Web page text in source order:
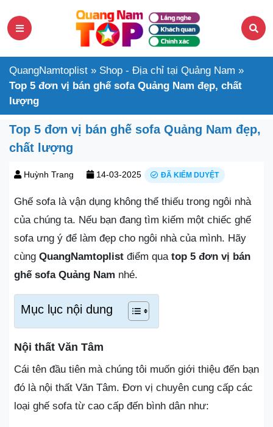
QuangNamtoplist » Shop - Địa chỉ tại Quảng Nam »
Top 5 đơn vị bán ghế sofa Quảng Nam đẹp, chất
lượng
Top 5 đơn vị bán ghế sofa Quảng Nam đẹp,
chất lượng
Huỳnh Trang 14-03-2025 ĐÃ KIỂM DUYỆT
Ghế sofa là vận dụng không thể thiếu trong ngôi nhà
của chúng ta. Nếu bạn đang tìm kiếm một chiếc ghế
sofa ưng ý để làm đẹp cho ngôi nhà của mình. Hãy
cùng QuangNamtoplist điểm qua top 5 đơn vị bán
ghế sofa Quảng Nam nhé.
Mục lục nội dung
Nội thất Văn Tâm
Cái tên đầu tiên mà chúng tôi muốn giới thiệu đến bạn
đó là nội thất Văn Tâm. Đơn vị chuyên cung cấp các
loại ghế sofa từ cao cấp đến bình dân như: